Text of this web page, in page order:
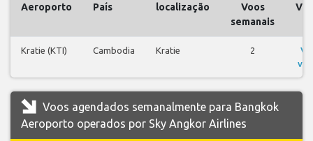
Aeroporto País localização
Voos
semanais
Kratie (KTI) Cambodia Kratie 2
Voos agendados semanalmente para Bangkok
Aeroporto operados por Sky Angkor Airlines